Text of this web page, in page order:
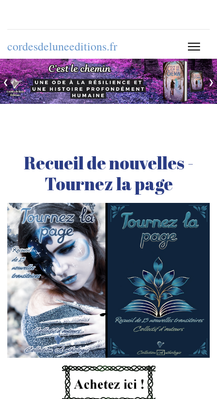
cordesdeluneeditions.fr
❮ ❯
Recueil de nouvelles -
Tournez la page